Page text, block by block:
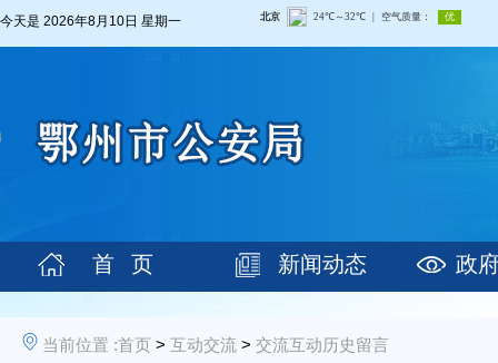
今天是 2026年8月10日 星期一
首 页 新闻动态 政
当前位置 :首页 > 互动交流 > 交流互动历史留言